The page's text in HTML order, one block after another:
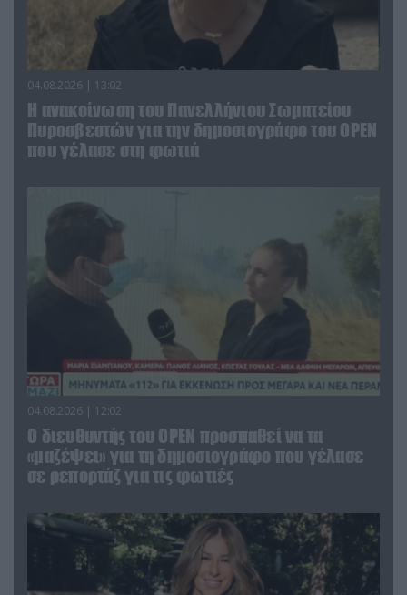
04.08.2026 | 13:02
Η ανακοίνωση του Πανελλήνιου Σωματείου
Πυροσβεστών για την δημοσιογράφο του OPEN
που γέλασε στη φωτιά
04.08.2026 | 12:02
O διευθυντής του OPEN προσπαθεί να τα
«μαζέψει» για τη δημοσιογράφο που γέλασε
σε ρεπορτάζ για τις φωτιές